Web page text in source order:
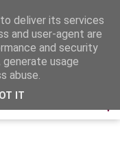
▼
deliver its services
and user-agent are
and security
usage
abuse.
IT